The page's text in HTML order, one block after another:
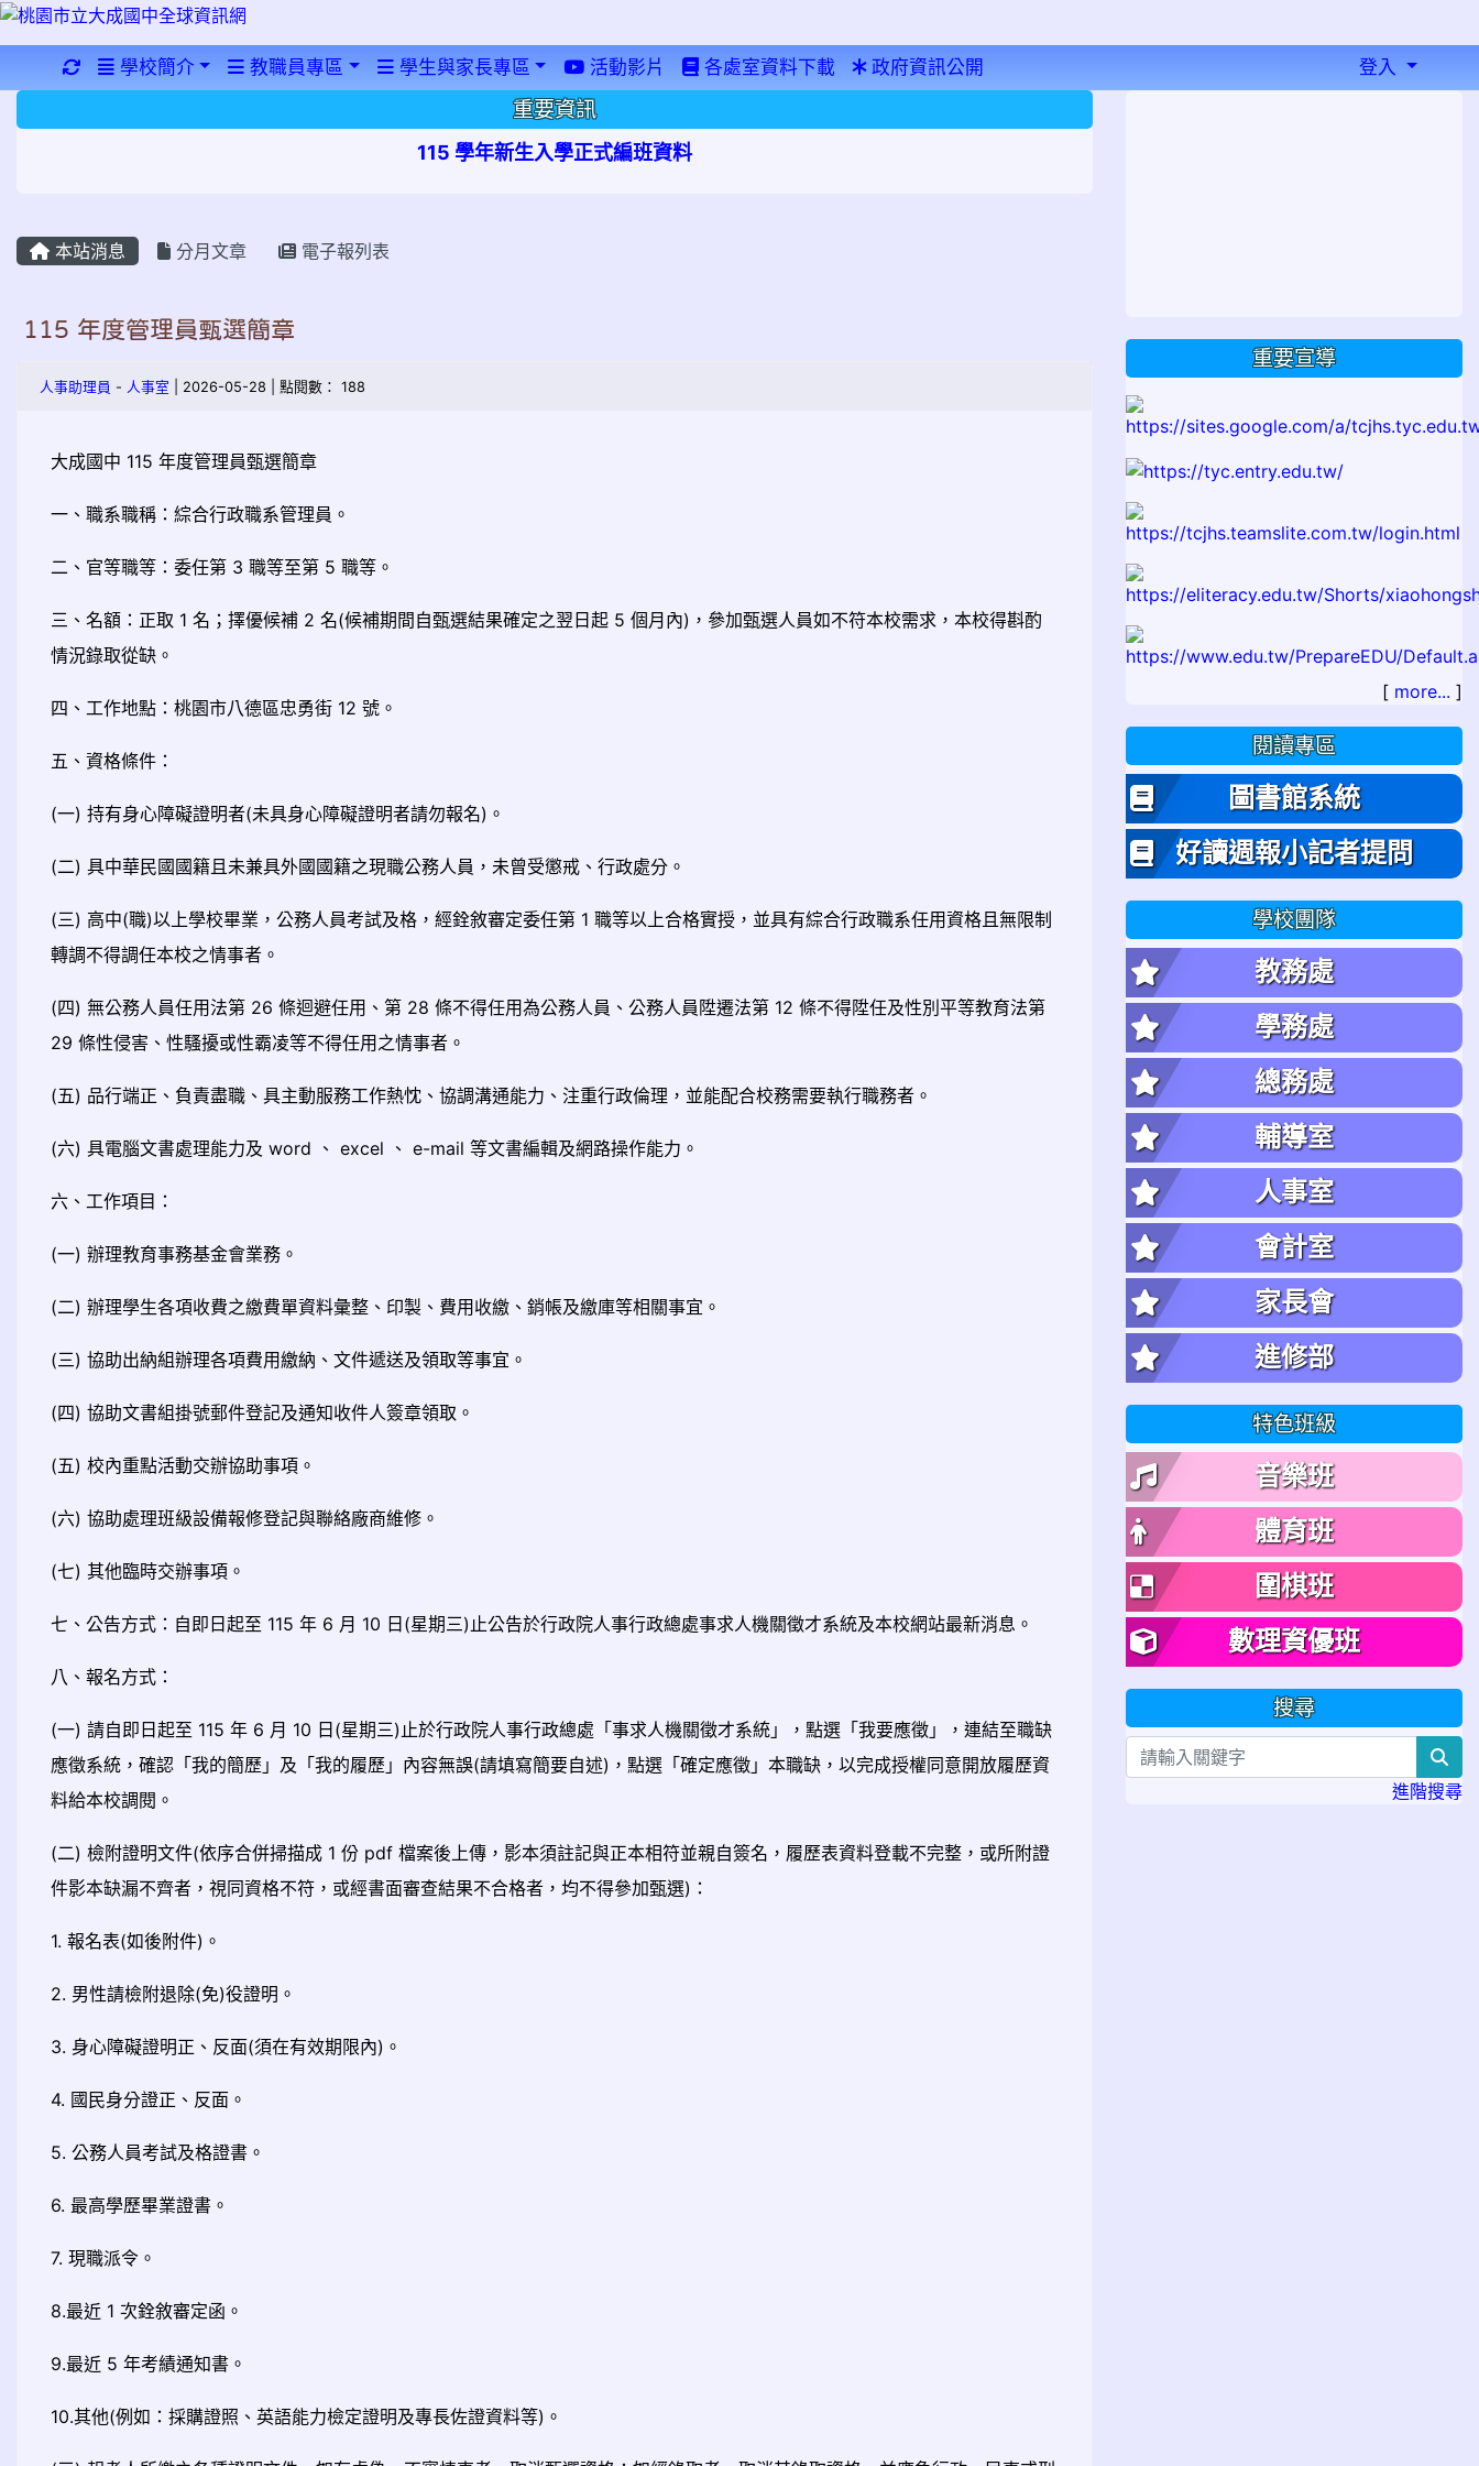
重新取得佈景設定
學校簡介 教職員專區 學生與家長專區 活動影片 各處室資料下載 政府資訊公開 登入
重要資訊
115 學年新生入學正式編班資料
本站消息 分月文章 電子報列表
115 年度管理員甄選簡章
人事助理員 - 人事室 | 2026-05-28 | 點閱數： 188
大成國中 115 年度管理員甄選簡章
一、職系職稱：綜合行政職系管理員。
二、官等職等：委任第 3 職等至第 5 職等。
三、名額：正取 1 名；擇優候補 2 名(候補期間自甄選結果確定之翌日起 5 個月內)，參加甄選人員如不符本校需求，本校得斟酌
情況錄取從缺。
四、工作地點：桃園市八德區忠勇街 12 號。
五、資格條件：
(一) 持有身心障礙證明者(未具身心障礙證明者請勿報名)。
(二) 具中華民國國籍且未兼具外國國籍之現職公務人員，未曾受懲戒、行政處分。
(三) 高中(職)以上學校畢業，公務人員考試及格，經銓敘審定委任第 1 職等以上合格實授，並具有綜合行政職系任用資格且無限制
轉調不得調任本校之情事者。
(四) 無公務人員任用法第 26 條迴避任用、第 28 條不得任用為公務人員、公務人員陞遷法第 12 條不得陞任及性別平等教育法第
29 條性侵害、性騷擾或性霸凌等不得任用之情事者。
(五) 品行端正、負責盡職、具主動服務工作熱忱、協調溝通能力、注重行政倫理，並能配合校務需要執行職務者。
(六) 具電腦文書處理能力及 word 、 excel 、 e-mail 等文書編輯及網路操作能力。
六、工作項目：
(一) 辦理教育事務基金會業務。
(二) 辦理學生各項收費之繳費單資料彙整、印製、費用收繳、銷帳及繳庫等相關事宜。
(三) 協助出納組辦理各項費用繳納、文件遞送及領取等事宜。
(四) 協助文書組掛號郵件登記及通知收件人簽章領取。
(五) 校內重點活動交辦協助事項。
(六) 協助處理班級設備報修登記與聯絡廠商維修。
(七) 其他臨時交辦事項。
七、公告方式：自即日起至 115 年 6 月 10 日(星期三)止公告於行政院人事行政總處事求人機關徵才系統及本校網站最新消息。
八、報名方式：
(一) 請自即日起至 115 年 6 月 10 日(星期三)止於行政院人事行政總處「事求人機關徵才系統」，點選「我要應徵」，連結至職缺
應徵系統，確認「我的簡歷」及「我的履歷」內容無誤(請填寫簡要自述)，點選「確定應徵」本職缺，以完成授權同意開放履歷資
料給本校調閱。
(二) 檢附證明文件(依序合併掃描成 1 份 pdf 檔案後上傳，影本須註記與正本相符並親自簽名，履歷表資料登載不完整，或所附證
件影本缺漏不齊者，視同資格不符，或經書面審查結果不合格者，均不得參加甄選)：
1. 報名表(如後附件)。
2. 男性請檢附退除(免)役證明。
3. 身心障礙證明正、反面(須在有效期限內)。
4. 國民身分證正、反面。
5. 公務人員考試及格證書。
6. 最高學歷畢業證書。
7. 現職派令。
8.最近 1 次銓敘審定函。
9.最近 5 年考績通知書。
10.其他(例如：採購證照、英語能力檢定證明及專長佐證資料等)。
重要宣導
[ more... ]
閱讀專區
圖書館系統
好讀週報小記者提問
學校團隊
教務處
學務處
總務處
輔導室
人事室
會計室
家長會
進修部
特色班級
音樂班
體育班
圍棋班
數理資優班
搜尋
進階搜尋